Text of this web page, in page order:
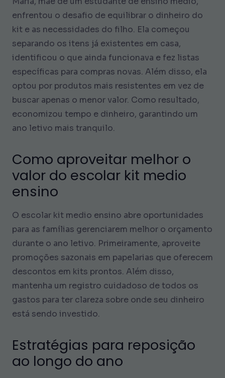
enfrentou o desafio de equilibrar o dinheiro do
kit e as necessidades do filho. Ela começou
separando os itens já existentes em casa,
identificou o que ainda funcionava e fez listas
específicas para compras novas. Além disso, ela
optou por produtos mais resistentes em vez de
buscar apenas o menor valor. Como resultado,
economizou tempo e dinheiro, garantindo um
ano letivo mais tranquilo.
Como aproveitar melhor o
valor do escolar kit medio
ensino
O escolar kit medio ensino abre oportunidades
para as famílias gerenciarem melhor o orçamento
durante o ano letivo. Primeiramente, aproveite
promoções sazonais em papelarias que oferecem
descontos em kits prontos. Além disso,
mantenha um registro cuidadoso de todos os
gastos para ter clareza sobre onde seu dinheiro
está sendo investido.
Estratégias para reposição
ao longo do ano